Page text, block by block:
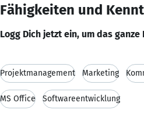
Fähigkeiten und
Logg Dich jetzt ein, um das
Projektmanagement Marketing
MS Office Softwareentwicklung